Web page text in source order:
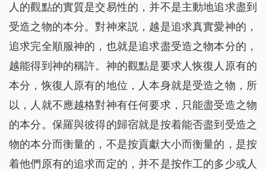
人的觀點的實質是交易性的，并不是主動地追求盡到
受造之物的本分。對神來説，越是追求真實愛神的，
追求完全順服神的，也就是追求盡受造之物本分的，
越能得到神的稱許。神的觀點是要求人恢復人原有的
本分，恢復人原有的地位，人本身就是受造之物，所
以，人就不應越格對神有任何要求，只能盡受造之物
的本分。保羅與彼得的歸宿就是按着能否盡到受造之
物的本分而衡量的，不是按貢獻大小而衡量的，是按
着他們原有的追求而定的，并不是按作工的多少或人